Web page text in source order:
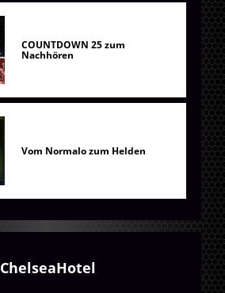
COUNTDOWN 25 zum
Nachhören
Vom Normalo zum Helden
ChelseaHotel